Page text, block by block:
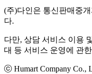
(주)다인은 통신판매중
다.
다만, 상담 서비스 이용
대 등 서비스 운영에 관
ⓒ Humart Company Co.,